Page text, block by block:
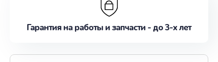
Гарантия на работы и запчасти - до 3-х лет